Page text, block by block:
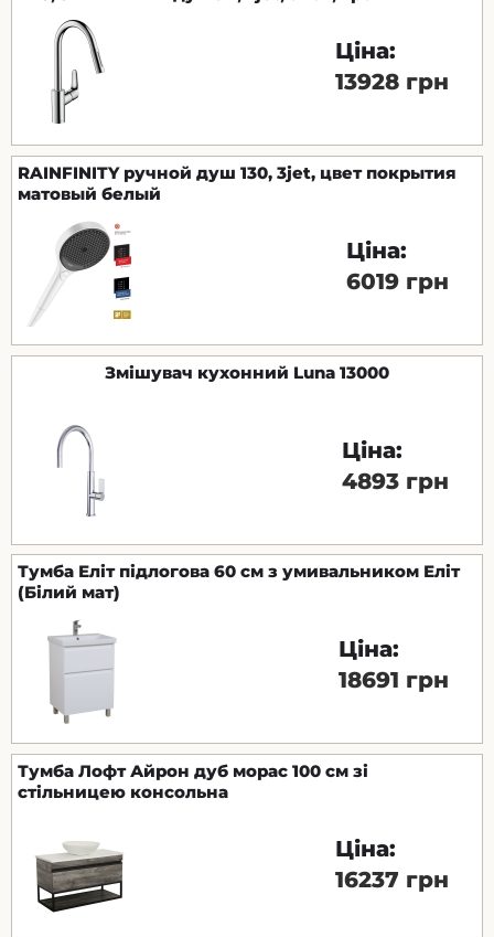
Ціна:
13928 грн
RAINFINITY ручной душ 130, 3jet, цвет покрытия
матовый белый
Ціна:
6019 грн
Змішувач кухонний Luna 13000
Ціна:
4893 грн
Тумба Еліт підлогова 60 см з умивальником Еліт
(Білий мат)
Ціна:
18691 грн
Тумба Лофт Айрон дуб морас 100 см зі
стільницею консольна
Ціна:
16237 грн